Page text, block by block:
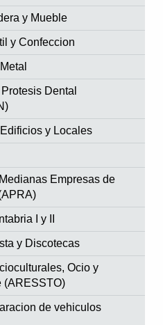
y Mueble
y Confeccion
Dental
y Locales
Empresas de
I y II
y Discotecas
Ocio y
(ARESSTO)
de vehiculos